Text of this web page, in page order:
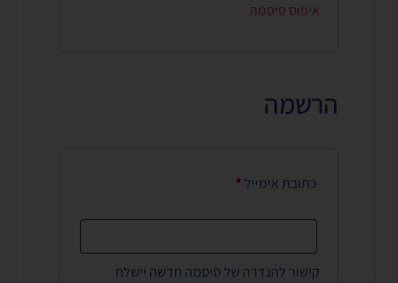
איפוס סיסמה
הרשמה
כתובת אימייל*
קישור להגדרה של סיסמה חדשה יישלח